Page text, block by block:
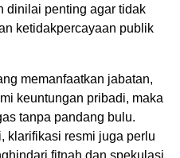
dinilai penting agar tidak
ketidakpercayaan publik
memanfaatkan jabatan,
keuntungan pribadi, maka
tanpa pandang bulu.
klarifikasi resmi juga perlu
fitnah dan spekulasi